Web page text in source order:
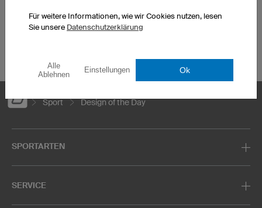
Mountainbiketrikots
Trikotsätze Fußballtrikots
Sport Design of the Day
SPORTARTEN
SERVICE
Für weitere Informationen, wie wir Cookies nutzen, lesen
Sie unsere Datenschutzerklärung
Alle
Ablehnen
Einstellungen Ok